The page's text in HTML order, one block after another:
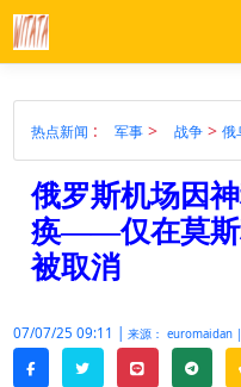
热点新闻 : 军事> 战争 > 俄
俄罗斯机场因
痪——仅在莫斯
被取消
07/07/25 09:11 | 来源： euromaidan |
facebooktwitterline